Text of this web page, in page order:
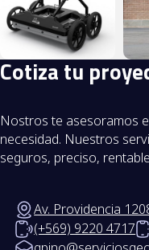
Cotiza tu proye
Nostros te asesoramos
necesidad. Nuestros
seguros, preciso,
Av. Providencia
(+569) 9220 4717